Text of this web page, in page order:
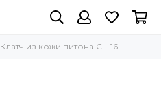
Клатч из кожи питона CL-16